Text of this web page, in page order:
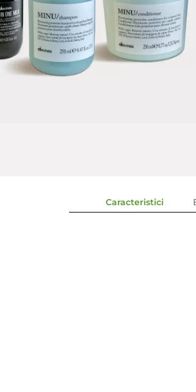
Caracteristici